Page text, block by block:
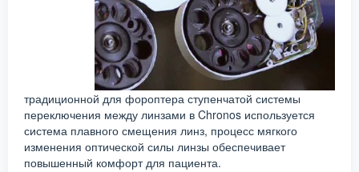
традиционной для фороптера ступенчатой системы
переключения между линзами в Chronos используется
система плавного смещения линз, процесс мягкого
изменения оптической силы линзы обеспечивает
повышенный комфорт для пациента.